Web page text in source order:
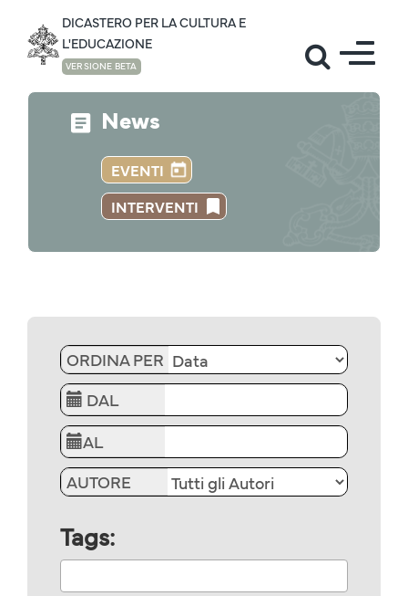
DICASTERO PER LA CULTURA E
L'EDUCAZIONE
VERSIONE BETA
News
EVENTI
INTERVENTI
ORDINA PER
DAL
AL
AUTORE
Tags: